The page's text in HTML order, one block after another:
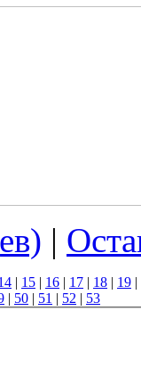
|
| 15 | 16 | 17 | 18 | 19 |
| 50 | 51 | 52 | 53